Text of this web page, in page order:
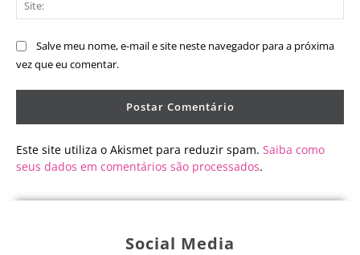
Salve meu nome, e-mail e site neste navegador para a próxima
vez que eu comentar.
Este site utiliza o Akismet para reduzir spam. Saiba como
seus dados em comentários são processados.
Social Media